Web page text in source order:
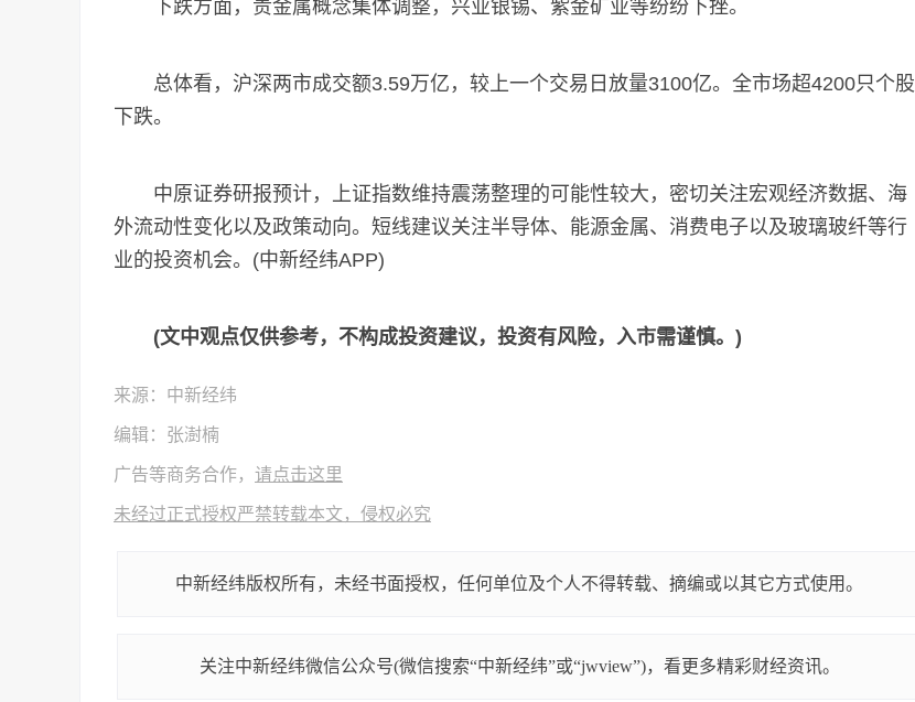
下跌方面，贵金属概念集体调整，兴业银锡、紫金矿业等纷纷下挫。
总体看，沪深两市成交额3.59万亿，较上一个交易日放量3100亿。全市场超4200只个股
下跌。
中原证券研报预计，上证指数维持震荡整理的可能性较大，密切关注宏观经济数据、海
外流动性变化以及政策动向。短线建议关注半导体、能源金属、消费电子以及玻璃玻纤等行
业的投资机会。(中新经纬APP)
(文中观点仅供参考，不构成投资建议，投资有风险，入市需谨慎。)
来源：中新经纬
编辑：张澍楠
广告等商务合作， 请点击这里
未经过正式授权严禁转载本文，侵权必究
中新经纬版权所有，未经书面授权，任何单位及个人不得转载、摘编或以其它方式使用。
关注中新经纬微信公众号(微信搜索“中新经纬”或“jwview”)，看更多精彩财经资讯。